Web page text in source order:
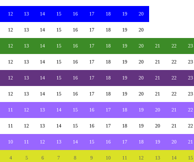
12 13 14 15 16 17 18 19 20
12 13 14 15 16 17 18 19 20
12 13 14 15 16 17 18 19 20 21 22 23
12 13 14 15 16 17 18 19 20 21 22 23
12 13 14 15 16 17 18 19 20 21 22 23
12 13 14 15 16 17 18 19 20 21 22 23
11 12 13 14 15 16 17 18 19 20 21 22
11 12 13 14 15 16 17 18 19 20 21 22
10 11 12 13 14 15 16 17 18 19 20 21
4 5 6 7 8 9 10 11 12 13 14 15